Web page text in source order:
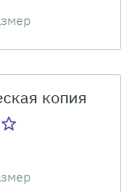
копия